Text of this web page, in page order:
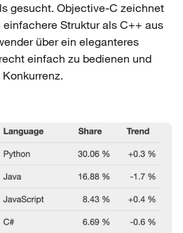
gesucht. Objective-C zeichnet
Struktur als C++ aus
über ein eleganteres
einfach zu bedienen und